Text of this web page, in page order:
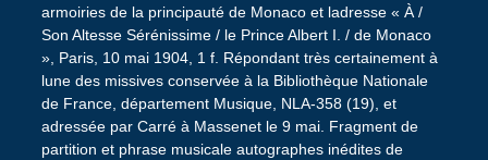
armoiries de la principauté de Monaco et ladresse « À /
Son Altesse Sérénissime / le Prince Albert I. / de Monaco
», Paris, 10 mai 1904, 1 f. Répondant très certainement à
lune des missives conservée à la Bibliothèque Nationale
de France, département Musique, NLA-358 (19), et
adressée par Carré à Massenet le 9 mai. Fragment de
partition et phrase musicale autographes inédites de